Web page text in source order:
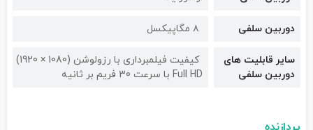
دوربین سلفی ۸ مگاپیکسل
سایر قابلیت های
دوربین سلفی
کیفیت فیلمبرداری با رزولوشن (1080 × 1920)
Full HD با سرعت 30 فریم بر ثانیه